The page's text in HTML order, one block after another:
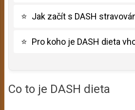
⭐ Jak začít s DASH
⭐ Pro koho je DASH dieta
Co to je DASH dieta